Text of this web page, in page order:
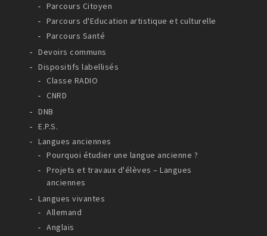
Parcours Citoyen
Parcours d'Education artistique et culturelle
Parcours Santé
Devoirs communs
Dispositifs labellisés
Classe RADIO
CNRD
DNB
E.P.S.
Langues anciennes
Pourquoi étudier une langue ancienne ?
Projets et travaux d'élèves – Langues
anciennes
Langues vivantes
Allemand
Anglais